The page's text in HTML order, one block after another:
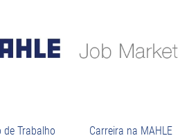
de Trabalho Carreira na MAHLE
Buscar